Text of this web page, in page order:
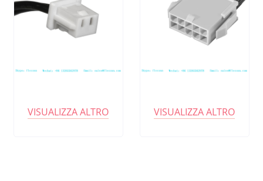
VISUALIZZA ALTRO VISUALIZZA ALTRO